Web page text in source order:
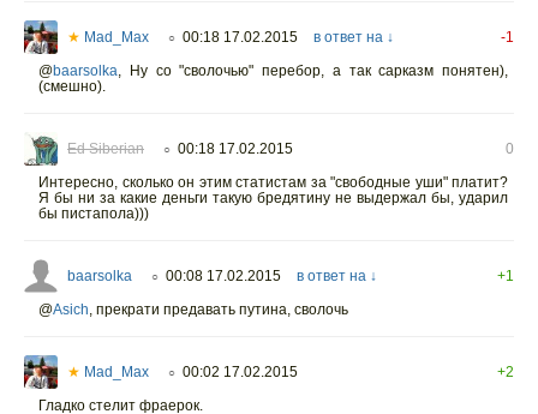
★ Mad_Max ○ 00:18 17.02.2015 в ответ на ↓
-1
@baarsolka,
Ну со "сволочью" перебор, а так сарказм понятен),
(смешно).
Ed Siberian ○ 00:18 17.02.2015
0
Интересно, сколько он этим статистам за "свободные уши" платит?
Я бы ни за какие деньги такую бредятину не выдержал бы, ударил
бы пистапола)))
baarsolka ○ 00:08 17.02.2015 в ответ на ↓
+1
@Asich, прекрати предавать путина, сволочь
★ Mad_Max ○ 00:02 17.02.2015
+2
Гладко стелит фраерок.